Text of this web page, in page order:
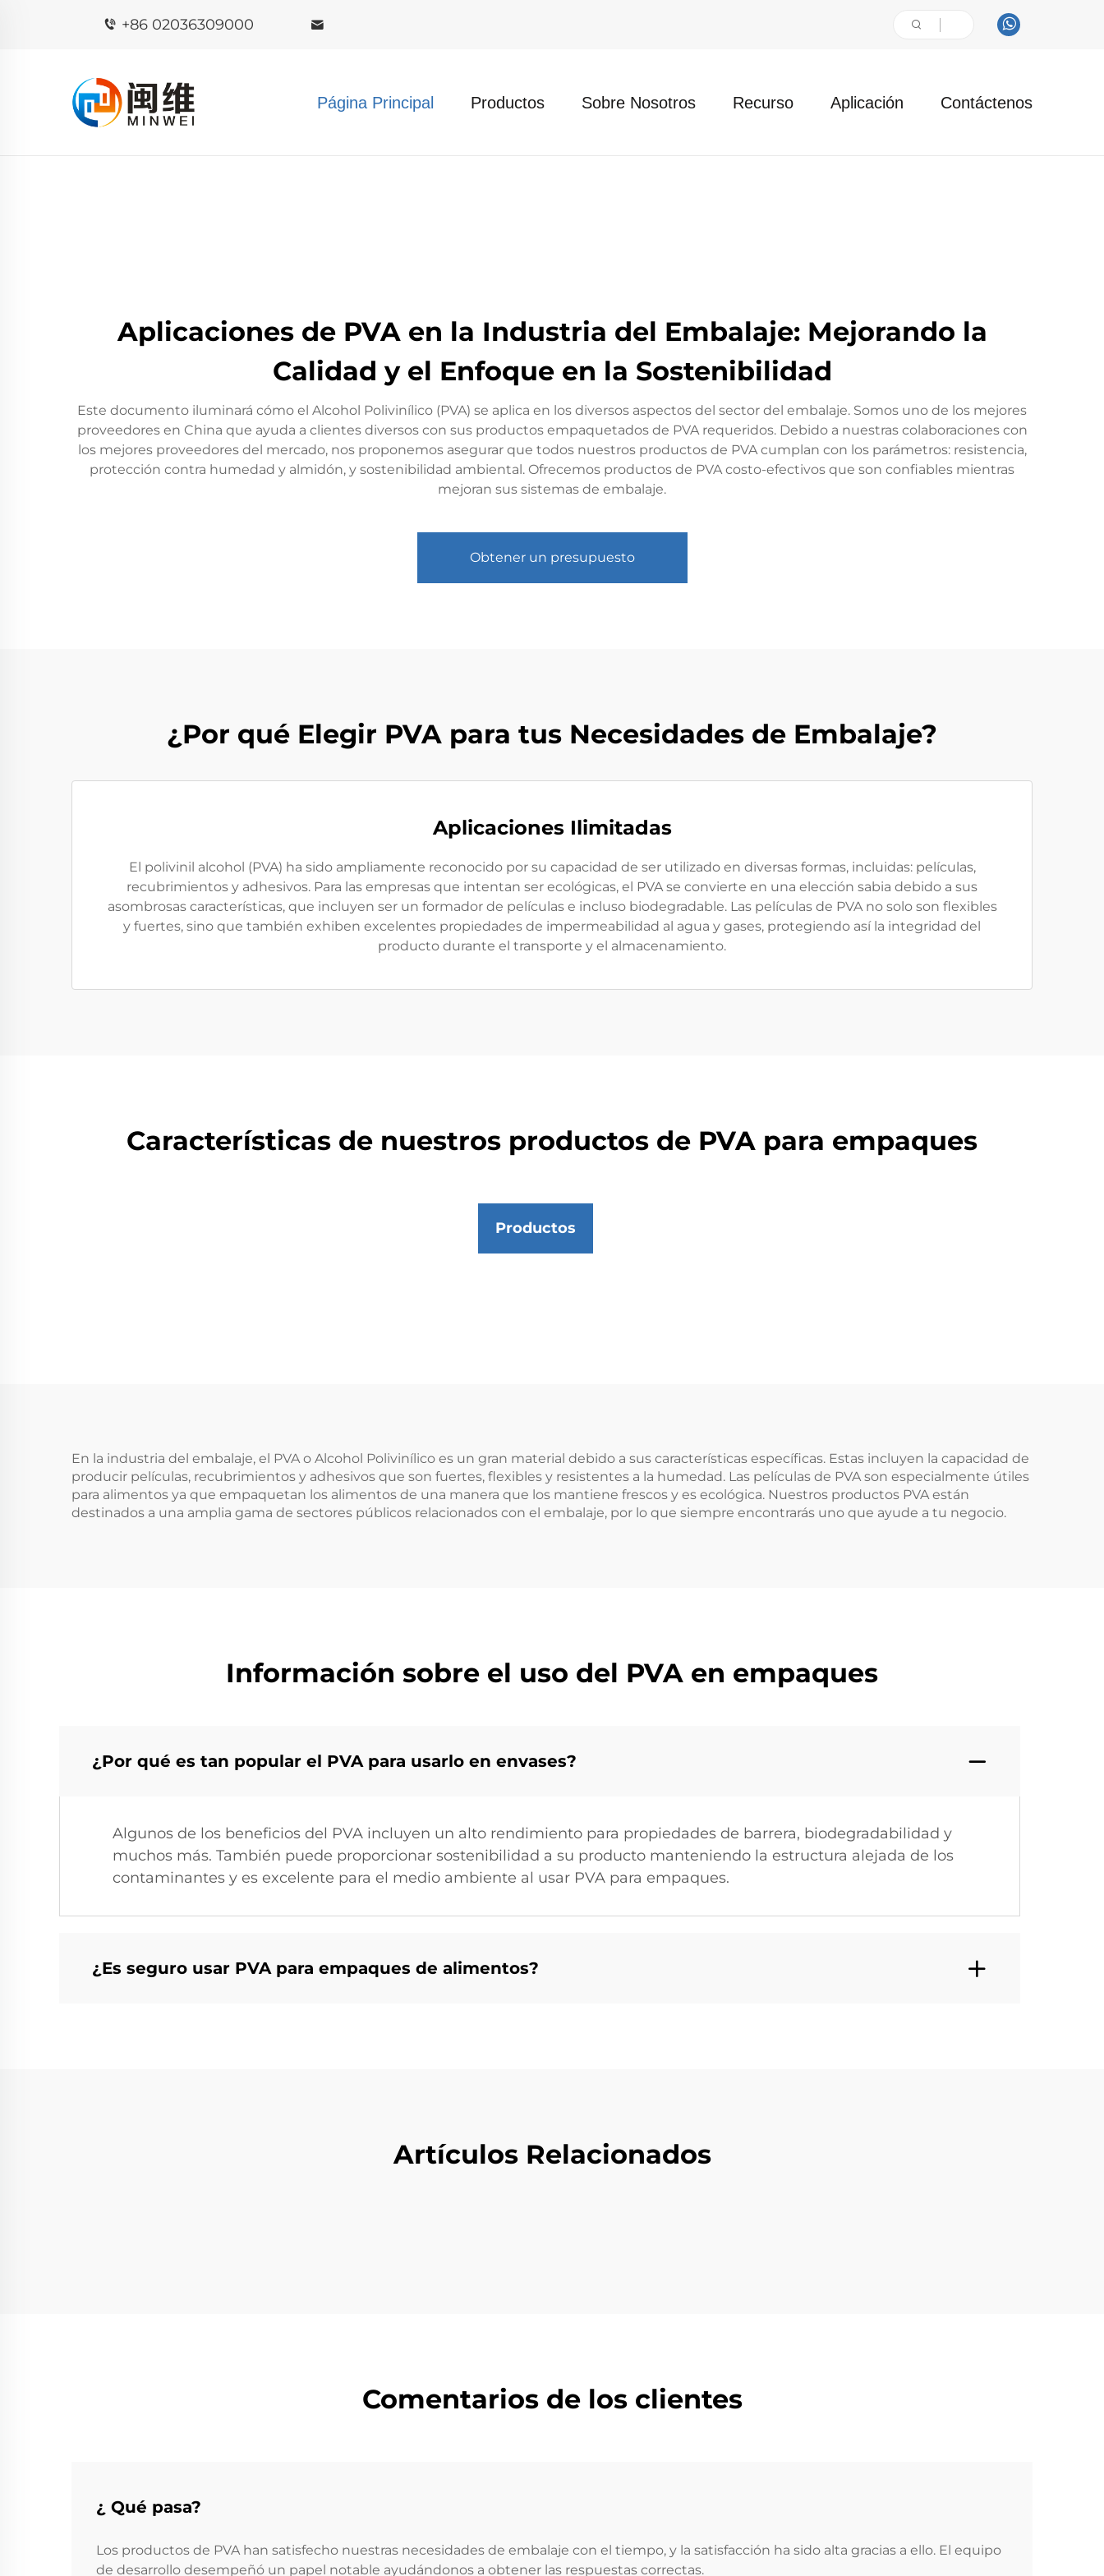
+86 02036309000
Página Principal Productos Sobre Nosotros Recurso Aplicación Contáctenos
Aplicaciones de PVA en la Industria del Embalaje: Mejorando la
Calidad y el Enfoque en la Sostenibilidad
Este documento iluminará cómo el Alcohol Polivinílico (PVA) se aplica en los diversos aspectos del sector del embalaje. Somos uno de los mejores
proveedores en China que ayuda a clientes diversos con sus productos empaquetados de PVA requeridos. Debido a nuestras colaboraciones con
los mejores proveedores del mercado, nos proponemos asegurar que todos nuestros productos de PVA cumplan con los parámetros: resistencia,
protección contra humedad y almidón, y sostenibilidad ambiental. Ofrecemos productos de PVA costo-efectivos que son confiables mientras
mejoran sus sistemas de embalaje.
Obtener un presupuesto
¿Por qué Elegir PVA para tus Necesidades de Embalaje?
Aplicaciones Ilimitadas
El polivinil alcohol (PVA) ha sido ampliamente reconocido por su capacidad de ser utilizado en diversas formas, incluidas: películas,
recubrimientos y adhesivos. Para las empresas que intentan ser ecológicas, el PVA se convierte en una elección sabia debido a sus
asombrosas características, que incluyen ser un formador de películas e incluso biodegradable. Las películas de PVA no solo son flexibles
y fuertes, sino que también exhiben excelentes propiedades de impermeabilidad al agua y gases, protegiendo así la integridad del
producto durante el transporte y el almacenamiento.
Características de nuestros productos de PVA para empaques
Productos
En la industria del embalaje, el PVA o Alcohol Polivinílico es un gran material debido a sus características específicas. Estas incluyen la capacidad de
producir películas, recubrimientos y adhesivos que son fuertes, flexibles y resistentes a la humedad. Las películas de PVA son especialmente útiles
para alimentos ya que empaquetan los alimentos de una manera que los mantiene frescos y es ecológica. Nuestros productos PVA están
destinados a una amplia gama de sectores públicos relacionados con el embalaje, por lo que siempre encontrarás uno que ayude a tu negocio.
Información sobre el uso del PVA en empaques
¿Por qué es tan popular el PVA para usarlo en envases?
Algunos de los beneficios del PVA incluyen un alto rendimiento para propiedades de barrera, biodegradabilidad y
muchos más. También puede proporcionar sostenibilidad a su producto manteniendo la estructura alejada de los
contaminantes y es excelente para el medio ambiente al usar PVA para empaques.
¿Es seguro usar PVA para empaques de alimentos?
Artículos Relacionados
Comentarios de los clientes
¿ Qué pasa?
Los productos de PVA han satisfecho nuestras necesidades de embalaje con el tiempo, y la satisfacción ha sido alta gracias a ello. El equipo
de desarrollo desempeñó un papel notable ayudándonos a obtener las respuestas correctas.